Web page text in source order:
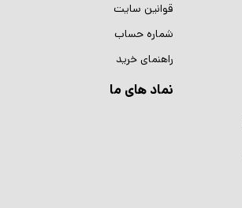
قوانین سایت
شماره حساب
راهنمای خرید
نماد های ما